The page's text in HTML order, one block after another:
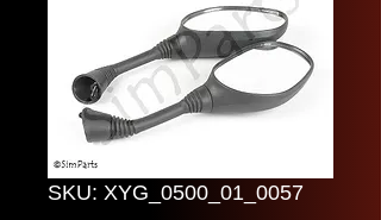
SKU: XYG_0500_01_0057